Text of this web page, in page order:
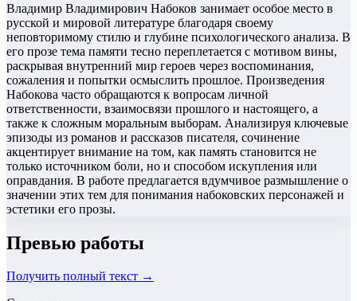
Владимир Владимирович Набоков занимает особое место в
русской и мировой литературе благодаря своему
неповторимому стилю и глубине психологического анализа. В
его прозе тема памяти тесно переплетается с мотивом вины,
раскрывая внутренний мир героев через воспоминания,
сожаления и попытки осмыслить прошлое. Произведения
Набокова часто обращаются к вопросам личной
ответственности, взаимосвязи прошлого и настоящего, а
также к сложным моральным выборам. Анализируя ключевые
эпизоды из романов и рассказов писателя, сочинение
акцентирует внимание на том, как память становится не
только источником боли, но и способом искупления или
оправдания. В работе предлагается вдумчивое размышление о
значении этих тем для понимания набоковских персонажей и
эстетики его прозы.
Превью работы
Получить полный текст →